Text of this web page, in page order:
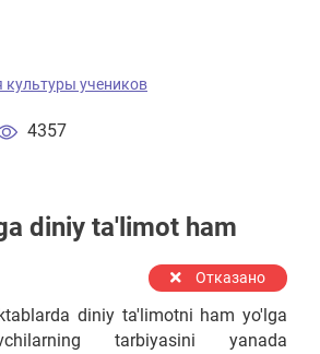
4357
учеников
diniy ta'limot ham
Отказано
diniy ta'limotni ham yo'lga
tarbiyasini yanada